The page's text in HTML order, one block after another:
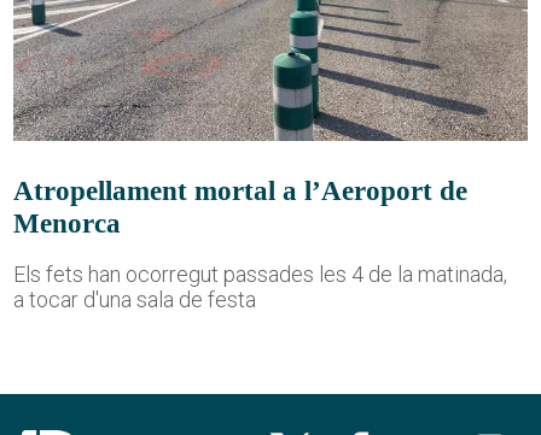
Atropellament mortal a l’Aeroport de
Menorca
Els fets han ocorregut passades les 4 de la matinada,
a tocar d'una sala de festa